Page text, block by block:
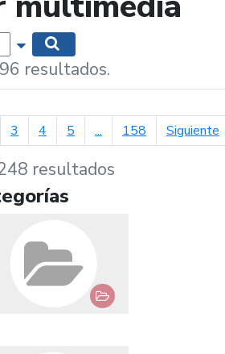
Mostrar opciones de búsqueda
resultados.
3 4 5 ... 158 Siguiente
resultados